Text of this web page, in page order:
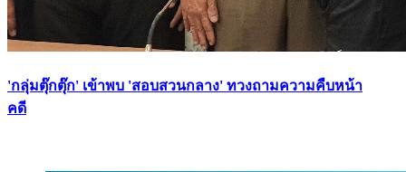
'กลุ่มตุ๊กตุ๊ก' เข้าพบ 'สอบสวนกลาง' ทวงถามความคืบหน้า
คดี